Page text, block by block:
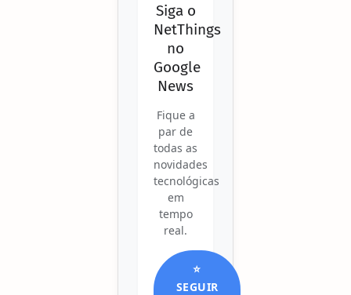
Siga o
NetThings
no
Google
News
Fique a
par de
todas as
novidades
tecnológicas
em
tempo
real.
⭐
SEGUIR